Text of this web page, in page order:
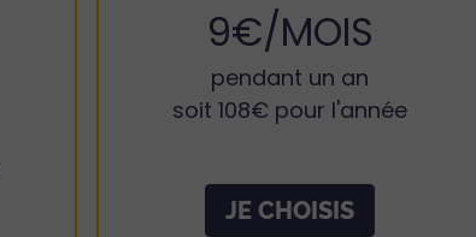
9€/MOIS
pendant un an
soit 108€ pour l'année
JE CHOISIS